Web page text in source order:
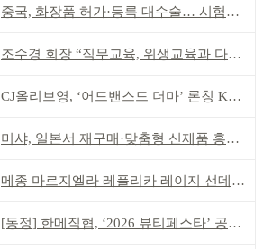
중국, 화장품 허가·등록 대수술… 시험자료 공용 허용
조수경 회장 “직무교육, 위생교육과 다르다”
CJ올리브영, ‘어드밴스드 더마’ 론칭 K더마 육성 박차
미샤, 일본서 재구매·맞춤형 신제품 흥행 ‘쌍끌이’
메종 마르지엘라 레플리카 레이지 선데이 모닝 디퓨저
[동정] 한메직협, ‘2026 뷰티페스타’ 공동 주최